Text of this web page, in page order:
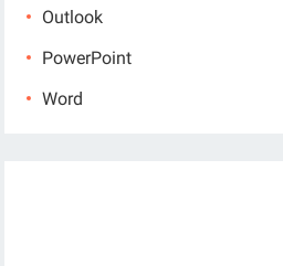
Outlook
PowerPoint
Word